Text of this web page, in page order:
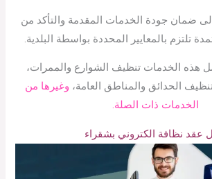
ضمان جودة الخدمات المقدمة والتأكد من
تلتزم بالمعايير المحددة بواسطة البلدية.
هذه الخدمات تنظيف الشوارع والممرات،
الحدائق والمناطق العامة، وغيرها من
الخدمات ذات الصلة.
عقد نظافة الكتروني بشقراء